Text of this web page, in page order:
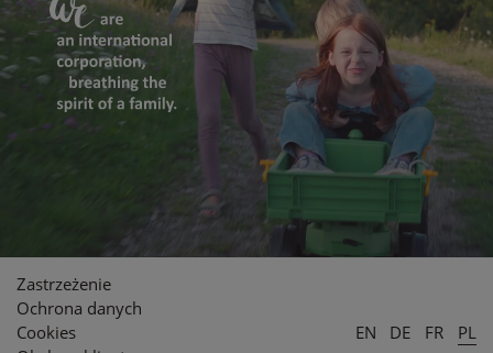
Zastrzeżenie
Ochrona danych
Cookies
EN DE FR PL